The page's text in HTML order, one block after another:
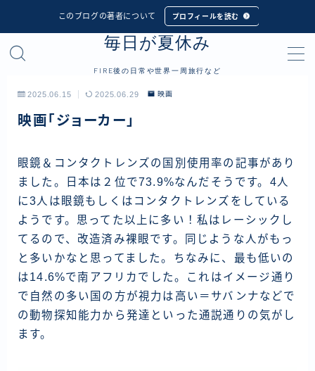
このブログの著者について プロフィールを読む
毎日が夏休み
FIRE後の日常や世界一周旅行など
MENU
プロフィール
フィリピン
インドネシア
シンガポール
マレーシア
タイ
カンボジア
ベトナム
ラオス
2025.06.15 2025.06.29 映画
映画「ジョーカー」
眼鏡＆コンタクトレンズの国別使用率の記事があり
ました。日本は２位で73.9%なんだそうです。4人
に3人は眼鏡もしくはコンタクトレンズをしている
ようです。思ってた以上に多い！私はレーシックし
てるので、改造済み裸眼です。同じような人がもっ
と多いかなと思ってました。ちなみに、最も低いの
は14.6%で南アフリカでした。これはイメージ通り
で自然の多い国の方が視力は高い＝サバンナなどで
の動物探知能力から発達といった通説通りの気がし
ます。